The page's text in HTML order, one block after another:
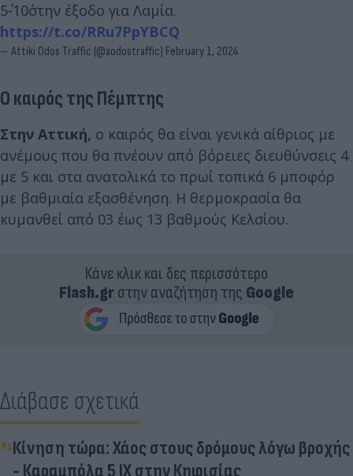
5΄-10΄στην έξοδο για Λαμία.
https://t.co/RRu7PpYBCQ
— Attiki Odos Traffic (@aodostraffic) February 1, 2024
Ο καιρός της Πέμπτης
Στην Αττική, ο καιρός θα είναι γενικά αίθριος με
ανέμους που θα πνέουν από βόρειες διευθύνσεις 4
με 5 και στα ανατολικά το πρωί τοπικά 6 μποφόρ
με βαθμιαία εξασθένηση. Η θερμοκρασία θα
κυμανθεί από 03 έως 13 βαθμούς Κελσίου.
Κάνε κλικ και δες περισσότερο
Flash.grστην αναζήτηση της Google
Διάβασε σχετικά
Κίνηση τώρα: Χάος στους δρόμους λόγω βροχής
- Καραμπόλα 5 ΙΧ στην Κηφισίας